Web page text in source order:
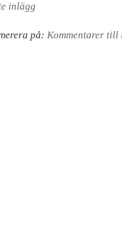
inlägg
på: Kommentarer till